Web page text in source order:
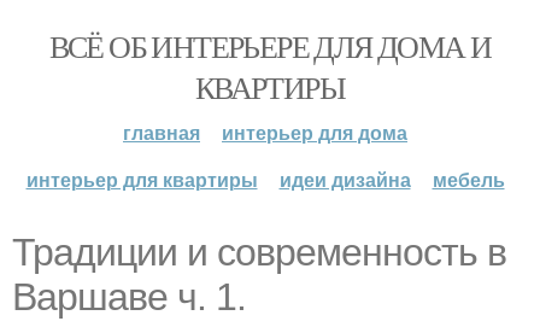
ВСЁ ОБ ИНТЕРЬЕРЕ ДЛЯ ДОМА И
КВАРТИРЫ
главная
интерьер для дома
интерьер для квартиры
идеи дизайна мебель
Традиции и современность в
Варшаве ч. 1.